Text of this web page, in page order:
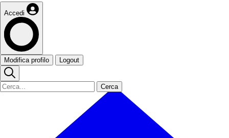
Accedi
Modifica profilo Logout
Cerca